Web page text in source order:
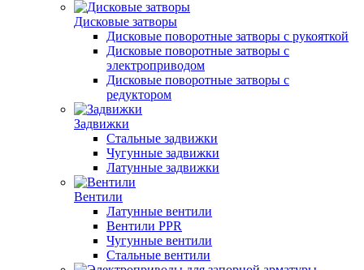
Дисковые затворы
Дисковые поворотные затворы с рукояткой
Дисковые поворотные затворы с
электроприводом
Дисковые поворотные затворы с
редуктором
Задвижки
Стальные задвижки
Чугунные задвижки
Латунные задвижки
Вентили
Латунные вентили
Вентили PPR
Чугунные вентили
Стальные вентили